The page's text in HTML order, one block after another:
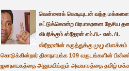
வெள்ளைக் கொடியுடன் வந்த மக்களை
சுட்டுக்கொன்ற பிரபாகரனை தேசிய
விபரிக்கும் ஸ்ரீதரன் எம்.பி.- எஸ். பி.
ஸ்ரீதரனின் கருத்துக்கு முழு விளக்கம்
கொடுக்கின்றார் திசாநாயக்க 109 வருடங்களின்
ஜனநாயகத்தை அனுபவிக்கும் அவகாசத்தை தமிழ்